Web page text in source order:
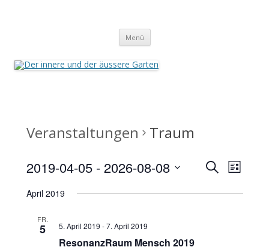
Menü Zum
springen
Veranstaltungen Traum
Veranstaltungen
Suche
Navigation
SucheListe
2019-04-05 - 2026-08-08
wählen.
April 2019
FR.
5 5. April 2019 -7. April 2019
ResonanzRaum Mensch 2019